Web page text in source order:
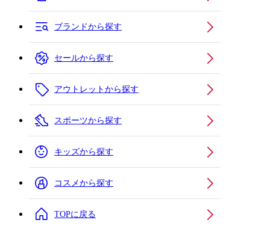
ブランドから探す
セールから探す
アウトレットから探す
スポーツから探す
キッズから探す
コスメから探す
TOPに戻る